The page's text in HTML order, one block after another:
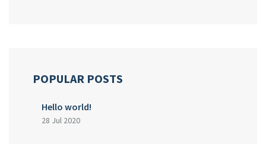
POPULAR POSTS
Hello world!
28 Jul 2020